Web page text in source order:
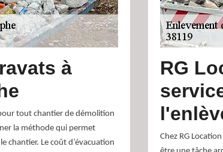
à
tout chantier de démolition
la méthode qui permet
chantier. Le coût d’évacuation
RG
Chez RG